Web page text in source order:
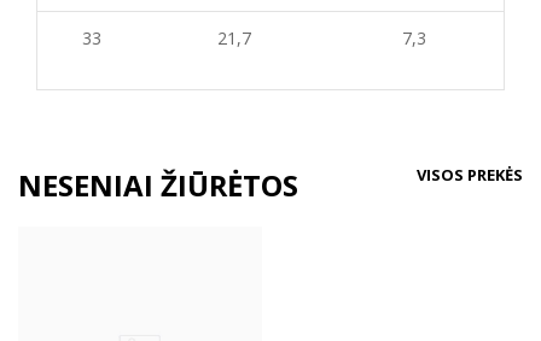
33 21,7 7,3
NESENIAI ŽIŪRĖTOS VISOS PREKĖS